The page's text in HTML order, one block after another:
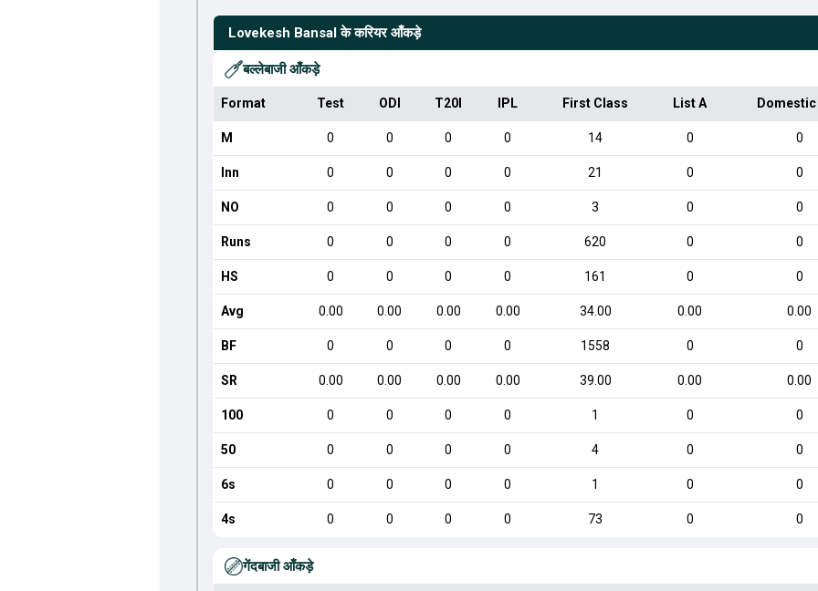
Lovekesh Bansal के करियर आँकड़े
बल्लेबाजी आँकड़े
Format Test ODI T20I IPL First Class List A
M 0 0 0 0 14 0 0
Inn 0 0 0 0 21 0 0
NO 0 0 0 0 3 0 0
Runs 0 0 0 0 620 0 0
HS 0 0 0 0 161 0 0
Avg 0.00 0.00 0.00 0.00 34.00 0.00 0.00
BF 0 0 0 0 1558 0 0
SR 0.00 0.00 0.00 0.00 39.00 0.00 0.00
100 0 0 0 0 1 0 0
50 0 0 0 0 4 0 0
6s 0 0 0 0 1 0 0
4s 0 0 0 0 73 0 0
गेंदबाजी आँकड़े